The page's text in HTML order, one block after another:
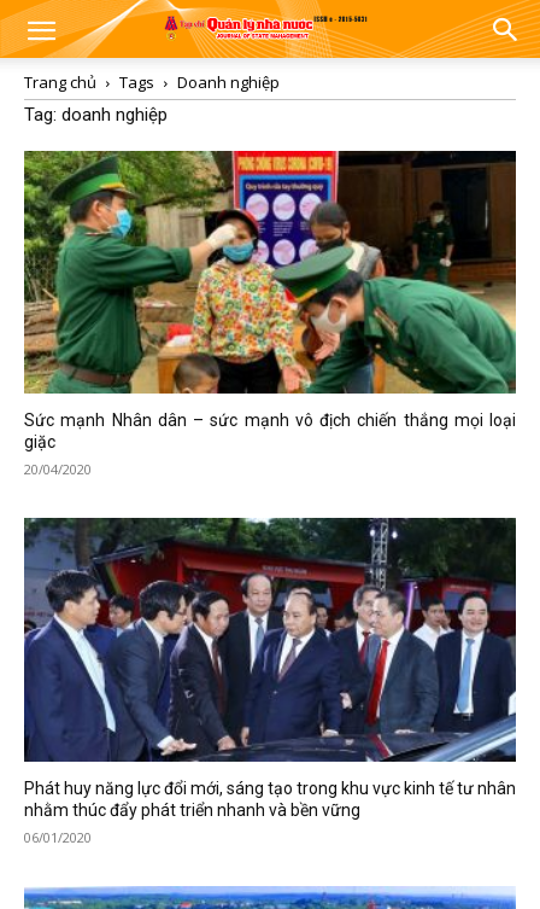
Trang chủ Tags
Doanh nghiệp
Tag: doanh nghiệp
Sức mạnh Nhân dân – sức mạnh vô địch chiến thắng mọi loại
giặc
20/04/2020
Phát huy năng lực đổi mới, sáng tạo trong khu vực kinh tế tư nhân
nhằm thúc đẩy phát triển nhanh và bền vững
06/01/2020